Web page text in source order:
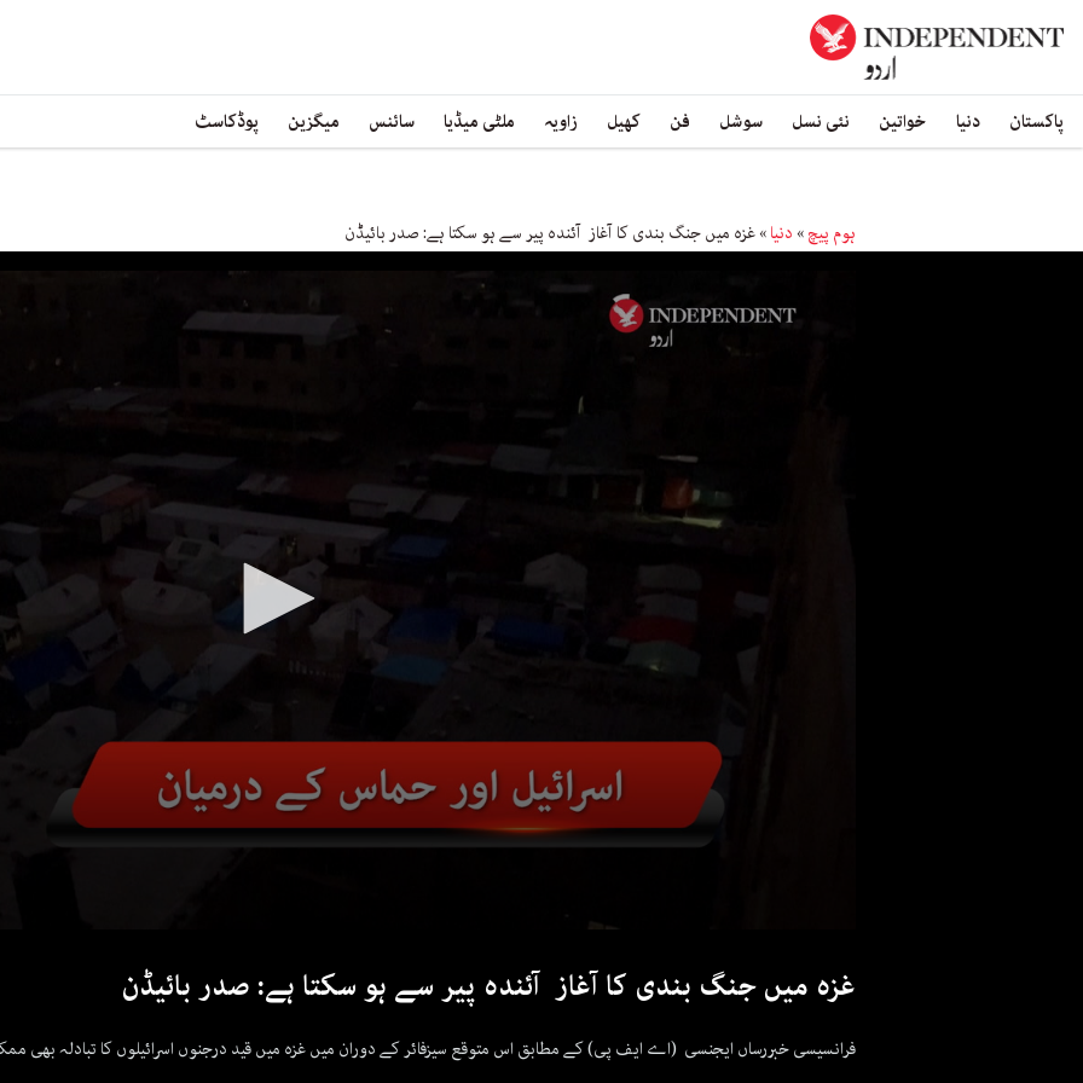
پاکستان دنیا خواتین نئی نسل سوشل فن کھیل زاویہ ملٹی میڈیا سائنس میگزین پوڈکاسٹ
ہوم پیچ» دنیا»غزہ میں جنگ بندی کا آغاز آئندہ پیر سے ہو سکتا ہے: صدر بائیڈن
غزہ میں جنگ بندی کا آغاز آئندہ پیر سے ہو سکتا ہے: صدر بائیڈن
فرانسیسی خبررساں ایجنسی (اے ایف پی) کے مطابق اس متوقع سیزفائر کے دوران میں غزہ میں قید درجنوں اسرائیلوں کا تبادلہ بھی